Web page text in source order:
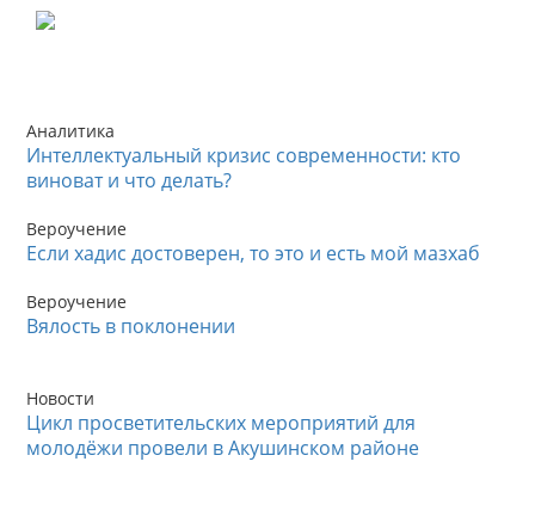
Аналитика
Интеллектуальный кризис современности: кто
виноват и что делать?
Вероучение
Если хадис достоверен, то это и есть мой мазхаб
Вероучение
Вялость в поклонении
Новости
Цикл просветительских мероприятий для
молодёжи провели в Акушинском районе